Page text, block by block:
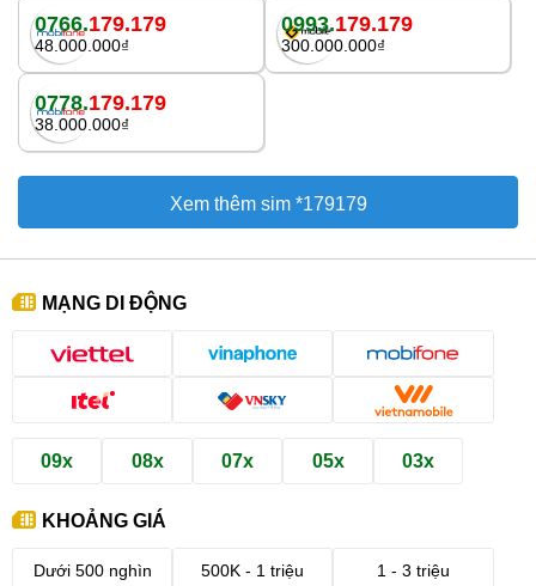
0766.179.179
48.000.000₫
0993.179.179
300.000.000₫
0778.179.179
38.000.000₫
Xem thêm sim *179179
MẠNG DI ĐỘNG
09x 08x 07x 05x 03x
KHOẢNG GIÁ
Dưới 500 nghìn 500K - 1 triệu 1 - 3 triệu